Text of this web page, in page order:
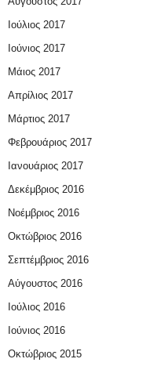
Ιούλιος 2017
Ιούνιος 2017
Μάιος 2017
Απρίλιος 2017
Μάρτιος 2017
Φεβρουάριος 2017
Ιανουάριος 2017
Δεκέμβριος 2016
Νοέμβριος 2016
Οκτώβριος 2016
Σεπτέμβριος 2016
Αύγουστος 2016
Ιούλιος 2016
Ιούνιος 2016
Οκτώβριος 2015